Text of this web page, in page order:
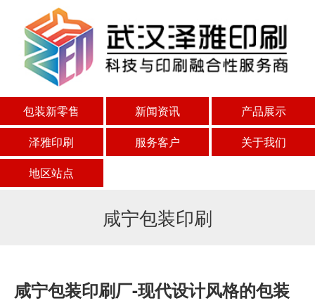
包装新零售 新闻资讯
产品展示
泽雅印刷
服务客户
关于我们
地区站点
咸宁包装印刷
咸宁包装印刷厂-现代设计风格的包装